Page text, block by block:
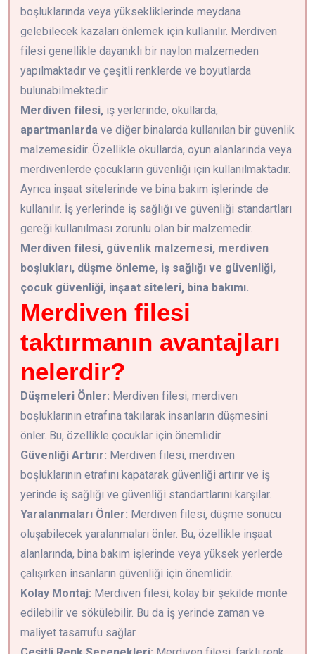
boşluklarında veya yüksekliklerinde meydana
gelebilecek kazaları önlemek için kullanılır. Merdiven
filesi genellikle dayanıklı bir naylon malzemeden
yapılmaktadır ve çeşitli renklerde ve boyutlarda
bulunabilmektedir.
Merdiven filesi, iş yerlerinde, okullarda,
apartmanlarda ve diğer binalarda kullanılan bir güvenlik
malzemesidir. Özellikle okullarda, oyun alanlarında veya
merdivenlerde çocukların güvenliği için kullanılmaktadır.
Ayrıca inşaat sitelerinde ve bina bakım işlerinde de
kullanılır. İş yerlerinde iş sağlığı ve güvenliği standartları
gereği kullanılması zorunlu olan bir malzemedir.
Merdiven filesi, güvenlik malzemesi, merdiven
boşlukları, düşme önleme, iş sağlığı ve güvenliği,
çocuk güvenliği, inşaat siteleri, bina bakımı.
Merdiven filesi
taktırmanın avantajları
nelerdir?
Düşmeleri Önler: Merdiven filesi, merdiven
boşluklarının etrafına takılarak insanların düşmesini
önler. Bu, özellikle çocuklar için önemlidir.
Güvenliği Artırır: Merdiven filesi, merdiven
boşluklarının etrafını kapatarak güvenliği artırır ve iş
yerinde iş sağlığı ve güvenliği standartlarını karşılar.
Yaralanmaları Önler: Merdiven filesi, düşme sonucu
oluşabilecek yaralanmaları önler. Bu, özellikle inşaat
alanlarında, bina bakım işlerinde veya yüksek yerlerde
çalışırken insanların güvenliği için önemlidir.
Kolay Montaj: Merdiven filesi, kolay bir şekilde monte
edilebilir ve sökülebilir. Bu da iş yerinde zaman ve
maliyet tasarrufu sağlar.